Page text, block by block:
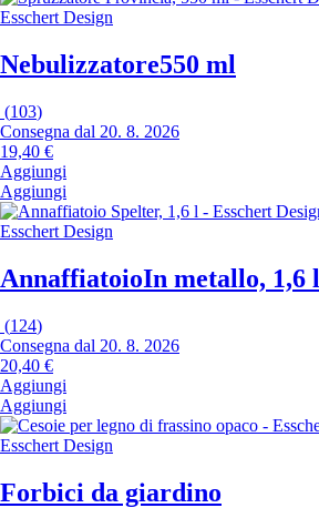
Esschert Design
Nebulizzatore550 ml
(103)
Consegna dal 20. 8. 2026
19,40 €
Aggiungi
Aggiungi
Esschert Design
AnnaffiatoioIn metallo, 1,6 l
(124)
Consegna dal 20. 8. 2026
20,40 €
Aggiungi
Aggiungi
Esschert Design
Forbici da giardino